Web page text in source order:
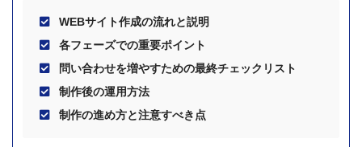
WEBサイト作成の流れと説明
各フェーズでの重要ポイント
問い合わせを増やすための最終チェックリスト
制作後の運用方法
制作の進め方と注意すべき点